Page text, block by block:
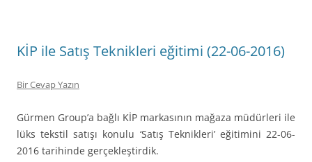
KİP ile Satış Teknikleri eğitimi (22-06-2016)
Bir Cevap Yazın
Gürmen Group’a bağlı KİP markasının mağaza müdürleri ile
lüks tekstil satışı konulu ‘Satış Teknikleri’ eğitimini 22-06-
2016 tarihinde gerçekleştirdik.